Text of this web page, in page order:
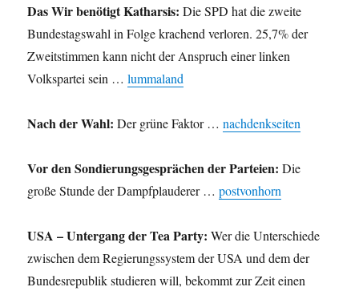
Das Wir benötigt Katharsis: Die SPD hat die zweite
Bundestagswahl in Folge krachend verloren. 25,7% der
Zweitstimmen kann nicht der Anspruch einer linken
Volkspartei sein …lummaland
Nach der Wahl: Der grüne Faktor …nachdenkseiten
Vor den Sondierungsgesprächen der Parteien: Die
große Stunde der Dampfplauderer …postvonhorn
USA – Untergang der Tea Party: Wer die Unterschiede
zwischen dem Regierungssystem der USA und dem der
Bundesrepublik studieren will, bekommt zur Zeit einen